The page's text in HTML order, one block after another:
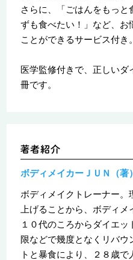
さらに、「ごはんをもっ
ずも食べたい！」など、お
ことができるサービス付き。
医学監修付きで、正しいダ
冊です。
ボディメイカーＪＵＮ（著）
ボディメイクトレーナー。
上げることから、ボディメ
１０代のころからダイエッ
限などで幾度となくリバウ
トと暴食により、２８歳で